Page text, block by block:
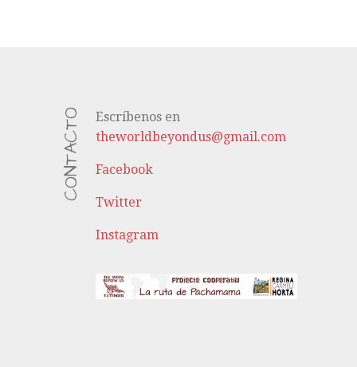
CONTACTO
Escríbenos en
theworldbeyondus@gmail.com
Facebook
Twitter
Instagram